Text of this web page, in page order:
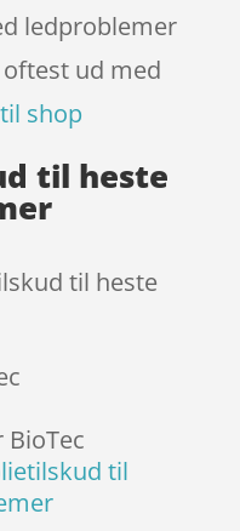
ledproblemer
ud med
shop
til heste
til heste
til